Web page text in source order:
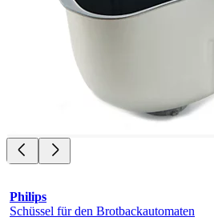
Philips
Schüssel für den Brotbackautomaten